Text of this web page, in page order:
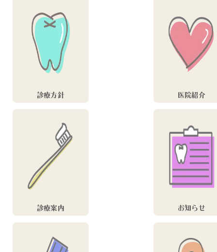
診療方針 医院紹介
診療案内 お知らせ